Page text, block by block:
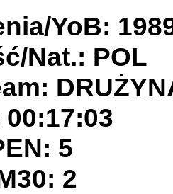
YoB:
Nat.: POL
5
2